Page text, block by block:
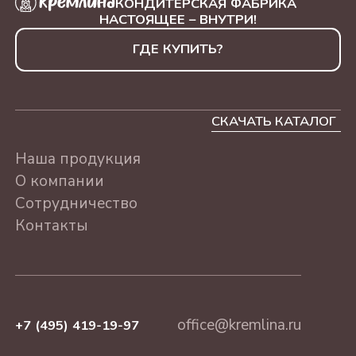
МАРТА, 230Г
АССОРТИ КОНФЕТ В
500Г
МОСКВА ЗОЛОТАЯ. 500Г
МОСКВА КРАСНАЯ. 500Г
"МОСКОВСКИЕ ТАЙНЫ",
АССОРТИ КОНФЕТ В
ТУБА Новый год
НАСТОЯЩЕЕ – ВНУТРИ!
ГДЕ КУПИТЬ?
Наша продукция
О компании
Сотрудничество
Контакты
+7 (495) 419-19-97 office@kremlina.ru
СКАЧАТЬ КАТАЛОГ